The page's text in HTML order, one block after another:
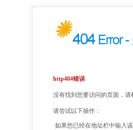
http404错误
没有找到您要访问的页面，
请尝试以下操作：
·如果您已经在地址栏中输入